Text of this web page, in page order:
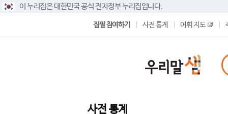
이 누리집은 대한민국 공식 전자정부 누리집입니다.
집필 참여하기 사전 통계 어휘 지도
사전 통계